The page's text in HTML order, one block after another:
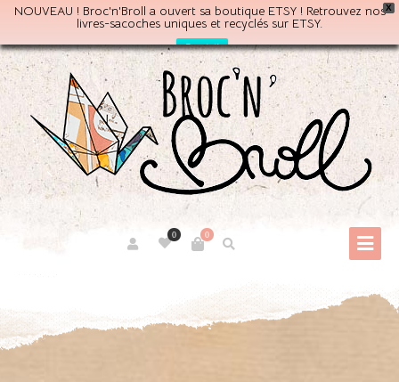
X
NOUVEAU ! Broc'n'Broll a ouvert sa boutique ETSY ! Retrouvez nos
livres-sacoches uniques et recyclés sur ETSY.
Par ici!
0
0